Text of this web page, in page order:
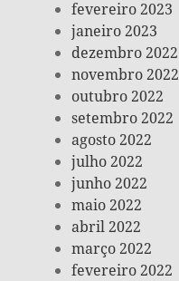
fevereiro 2023
janeiro 2023
dezembro 2022
novembro 2022
outubro 2022
setembro 2022
agosto 2022
julho 2022
junho 2022
maio 2022
abril 2022
março 2022
fevereiro 2022